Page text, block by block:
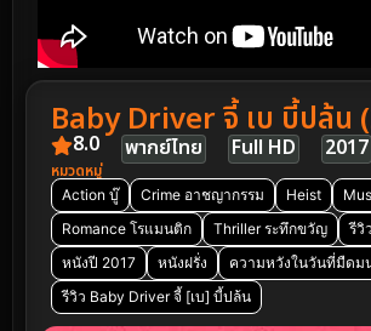
Baby Driver จี้ เบ บี้ปล้น
8.0 พากย์ไทย Full HD 2017
หมวดหมู่
Action บู๊ Crime อาชญากรรม Heist
Romance โรแมนติก
Thriller ระทึกขวัญ
รีวิ
หนังปี 2017
หนังฝรั่ง
ความหวังในวันที่มืดม
รีวิว Baby Driver จี้ [เบ] บี้ปล้น